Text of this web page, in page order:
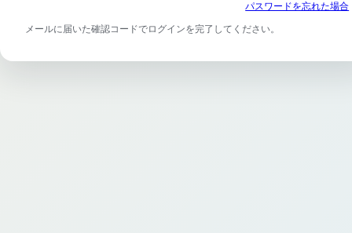
パスワードを忘れた場合
メールに届いた確認コードでログインを完了してください。